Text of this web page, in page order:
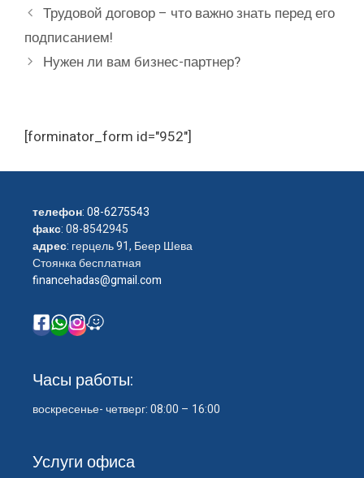
Трудовой договор – что важно знать перед его
подписанием!
Нужен ли вам бизнес-партнер?
[forminator_form id="952"]
телефон:08-6275543
факс: 08-8542945
адрес: герцель 91, Беер Шева
Стоянка бесплатная
financehadas@gmail.com
Часы работы:
воскресенье- четверг: 08:00 – 16:00
Услуги офиса